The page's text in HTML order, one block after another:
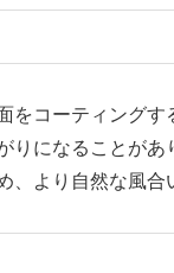
をコーティングす
りになることがあ
、より自然な風合